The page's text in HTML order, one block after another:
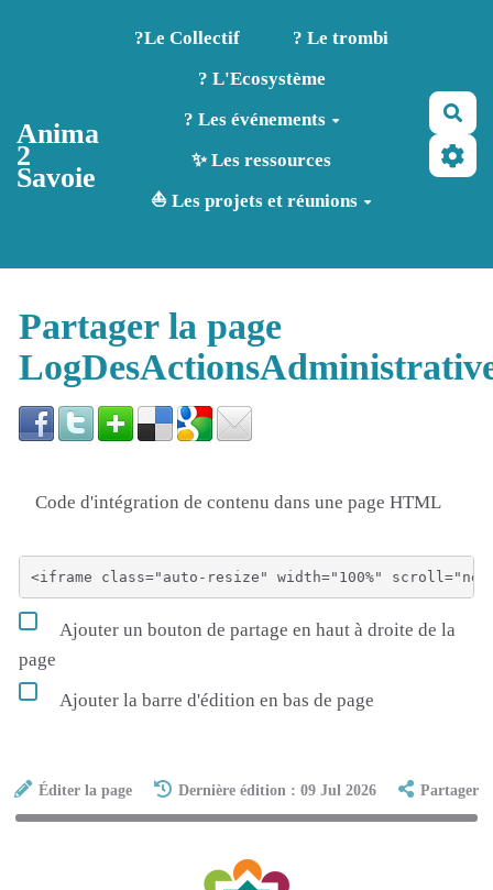
Aller au contenu principal
Anima
2
Savoie
?️Le Collectif
? Le trombi
? L'Ecosystème
? Les événements
✨ Les ressources
⛵ Les projets et réunions
Partager la page
Code d'intégration de contenu dans une page HTML
Ajouter un bouton de partage en haut à droite de la
page
Ajouter la barre d'édition en bas de page
Éditer la page Dernière édition : 09 Jul 2026 Partager